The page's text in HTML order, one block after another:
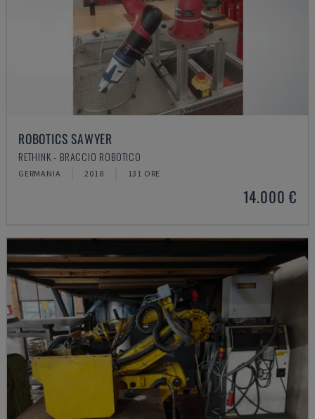
ROBOTICS SAWYER
RETHINK - BRACCIO ROBOTICO
GERMANIA 2018 131 ORE
14.000 €